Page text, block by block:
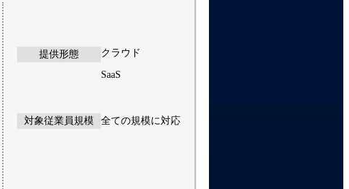
提供形態 クラウド
SaaS
対象従業員規模 全ての規模に対応